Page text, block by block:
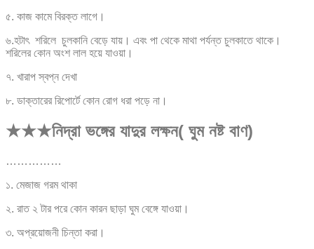
৫. কাজ কামে বিরক্ত লাগে।
৬.হটাৎ শরিলে চুলকানি বেড়ে যায়। এবং পা থেকে মাথা পর্যন্ত চুলকাতে থাকে।
শরিলের কোন অংশ লাল হয়ে যাওয়া।
৭. খারাপ স্বপ্ন দেখা
৮. ডাক্তারের রিপোর্টে কোন রোগ ধরা পড়ে না।
★★★নিদ্রা ভঙ্গের যাদুর লক্ষন( ঘুম নষ্ট বাণ)
……………
১. মেজাজ গরম থাকা
২. রাত ২ টার পরে কোন কারন ছাড়া ঘুম বেঙ্গে যাওয়া।
৩. অপ্রয়োজনী চিন্তা করা।